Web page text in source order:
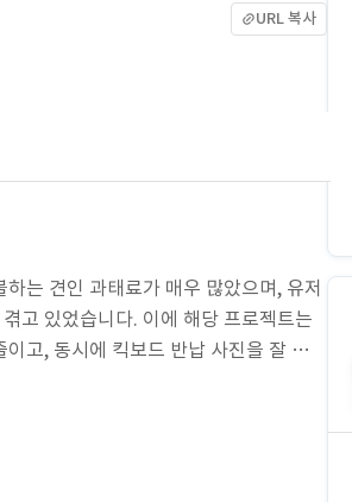
스토어
URL 복사
는 견인 과태료가 매우 많았으며, 유저
고 있었습니다. 이에 해당 프로젝트는
고, 동시에 킥보드 반납 사진을 잘 촬영